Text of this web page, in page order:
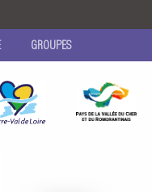
GROUPES